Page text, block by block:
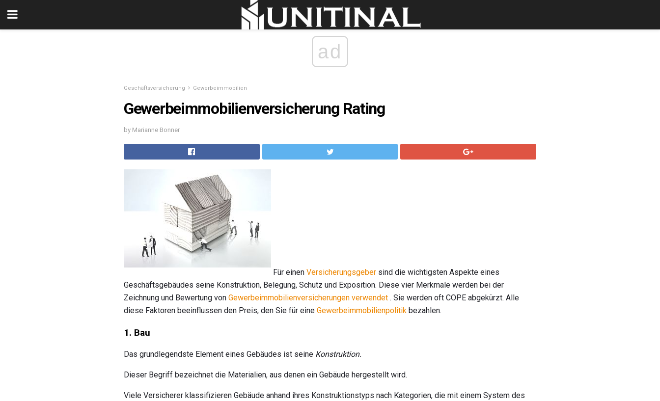
ad
Geschäftsversicherung Gewerbeimmobilien
Gewerbeimmobilienversicherung Rating
by Marianne Bonner
Für einen Versicherungsgeber sind die wichtigsten Aspekte eines
Geschäftsgebäudes seine Konstruktion, Belegung, Schutz und Exposition. Diese vier Merkmale werden bei der
Zeichnung und Bewertung von Gewerbeimmobilienversicherungen verwendet . Sie werden oft COPE abgekürzt. Alle
diese Faktoren beeinflussen den Preis, den Sie für eine Gewerbeimmobilienpolitik bezahlen.
1. Bau
Das grundlegendste Element eines Gebäudes ist seine Konstruktion.
Dieser Begriff bezeichnet die Materialien, aus denen ein Gebäude hergestellt wird.
Viele Versicherer klassifizieren Gebäude anhand ihres Konstruktionstyps nach Kategorien, die mit einem System des